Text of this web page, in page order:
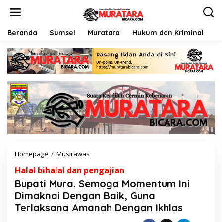
Beranda Sumsel Muratara Hukum dan Kriminal
Homepage / Musirawas
p
a
t
i
M
Halal bihalal dan pengajian
Bupati Mura. Semoga Momentum Ini
Dimaknai Dengan Baik, Guna
Terlaksana Amanah Dengan Ikhlas